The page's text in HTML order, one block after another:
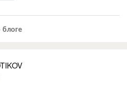
блоге